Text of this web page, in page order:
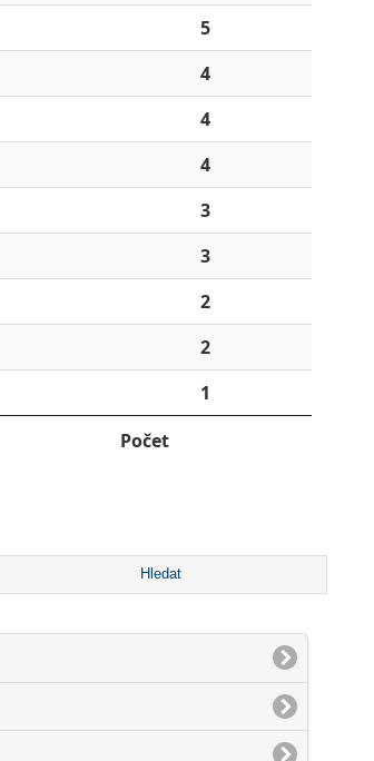
5
4
4
4
3
3
2
2
1
Počet
Hledat